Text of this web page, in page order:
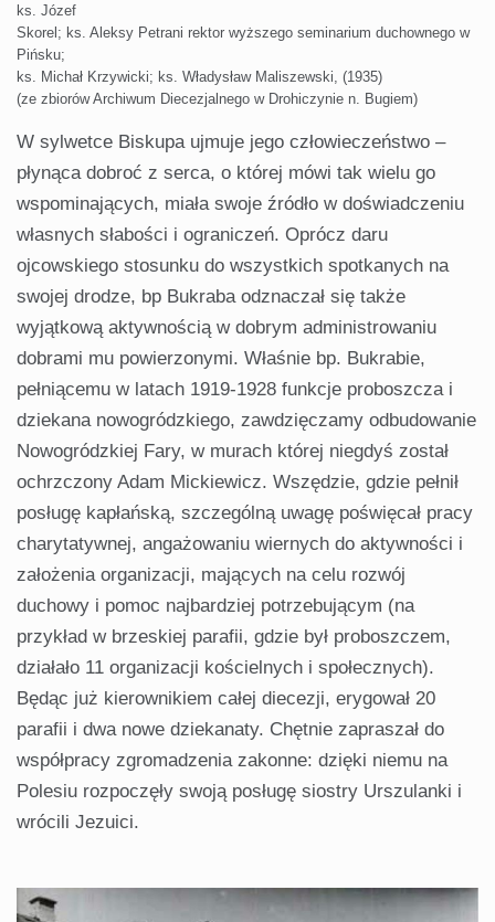
ks. Józef
Skorel; ks. Aleksy Petrani rektor wyższego seminarium duchownego w
Pińsku;
ks. Michał Krzywicki; ks. Władysław Maliszewski, (1935)
(ze zbiorów Archiwum Diecezjalnego w Drohiczynie n. Bugiem)
W sylwetce Biskupa ujmuje jego człowieczeństwo –
płynąca dobroć z serca, o której mówi tak wielu go
wspominających, miała swoje źródło w doświadczeniu
własnych słabości i ograniczeń. Oprócz daru
ojcowskiego stosunku do wszystkich spotkanych na
swojej drodze, bp Bukraba odznaczał się także
wyjątkową aktywnością w dobrym administrowaniu
dobrami mu powierzonymi. Właśnie bp. Bukrabie,
pełniącemu w latach 1919-1928 funkcje proboszcza i
dziekana nowogródzkiego, zawdzięczamy odbudowanie
Nowogródzkiej Fary, w murach której niegdyś został
ochrzczony Adam Mickiewicz. Wszędzie, gdzie pełnił
posługę kapłańską, szczególną uwagę poświęcał pracy
charytatywnej, angażowaniu wiernych do aktywności i
założenia organizacji, mających na celu rozwój
duchowy i pomoc najbardziej potrzebującym (na
przykład w brzeskiej parafii, gdzie był proboszczem,
działało 11 organizacji kościelnych i społecznych).
Będąc już kierownikiem całej diecezji, erygował 20
parafii i dwa nowe dziekanaty. Chętnie zapraszał do
współpracy zgromadzenia zakonne: dzięki niemu na
Polesiu rozpoczęły swoją posługę siostry Urszulanki i
wrócili Jezuici.